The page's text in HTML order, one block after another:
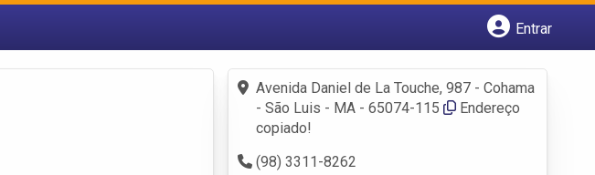
Entrar
Fazer login
Criar conta
Avenida Daniel de La Touche, 987 - Cohama
- São Luis - MA - 65074-115
Endereço
copiado!
(98) 3311-8262